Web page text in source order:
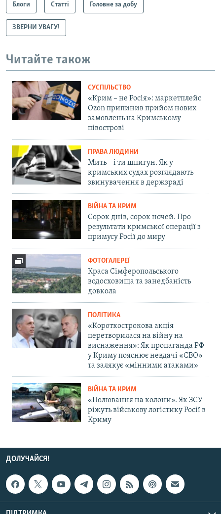
Блоги Статті Головне за добу
ЗВЕРНИ УВАГУ!
Читайте також
СУСПІЛЬСТВО
«Крим – не Росія»: маркетплейс
Ozon припинив прийом нових
замовлень на Кримському
півострові
ПРАВА ЛЮДИНИ
Мить – і ти шпигун. Як у
кримських судах розглядають
звинувачення в держзраді
ВІЙНА ТА КРИМ
Сорок днів, сорок ночей. Про
результати кримської операції з
примусу Росії до миру
ФОТОГАЛЕРЕЇ
Краса Сімферопольського
водосховища та занедбаність
довкола
ПОЛІТИКА
«Короткострокова акція
перетворилася на війну на
виснаження»: Як пропаганда РФ
у Криму пояснює невдачі «СВО»
та залякує «мінними атаками»
ВІЙНА ТА КРИМ
«Полювання на колони». Як ЗСУ
ріжуть військову логістику Росії в
Криму
ДОЛУЧАЙСЯ!